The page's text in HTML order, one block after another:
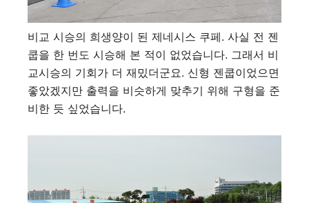
비교 시승의 희생양이 된 제네시스 쿠페. 사실 전 젠
쿱을 한 번도 시승해 본 적이 없었습니다. 그래서 비
교시승의 기회가 더 재밌더군요. 신형 젠쿱이었으면
좋았겠지만 출력을 비슷하게 맞추기 위해 구형을 준
비한 듯 싶었습니다.